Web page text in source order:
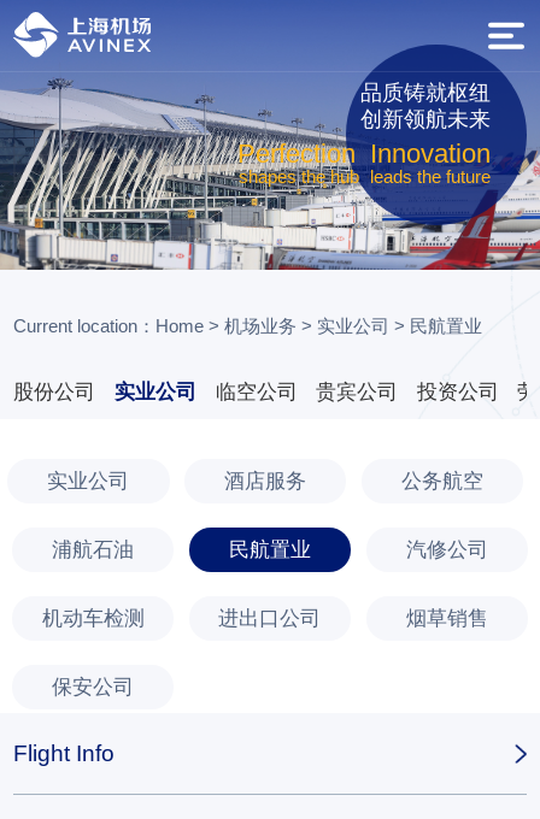
品质铸就枢纽
创新领航未来
Perfection Innovation
shapes the hub leads the future
Current location： Home >机场业务 > 实业公司 > 民航置业
股份公司 实业公司 临空公司 贵宾公司 投资公司
实业公司 酒店服务 公务航空
浦航石油 民航置业 汽修公司
机动车检测 进出口公司 烟草销售
保安公司
Flight Info